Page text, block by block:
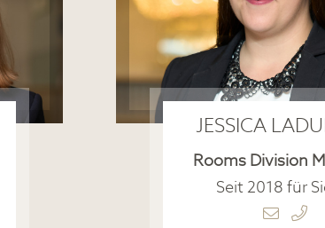
JESSICA
Rooms Division
Seit 2018 für